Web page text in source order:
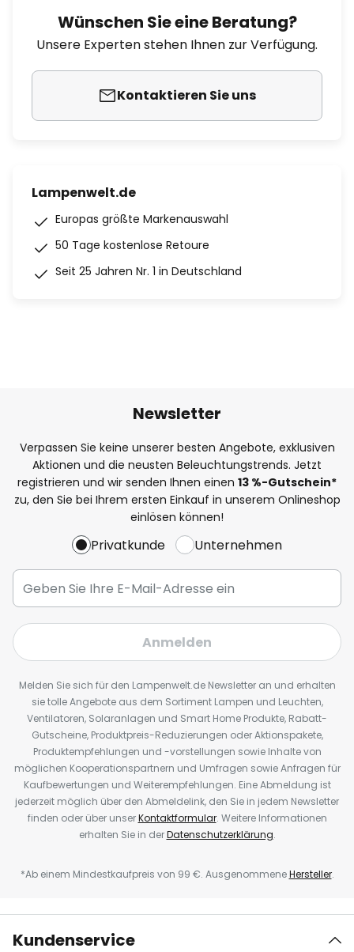
Wünschen Sie eine Beratung?
Unsere Experten stehen Ihnen zur Verfügung.
Kontaktieren Sie uns
Lampenwelt.de
Europas größte Markenauswahl
50 Tage kostenlose Retoure
Seit 25 Jahren Nr. 1 in Deutschland
Newsletter
Verpassen Sie keine unserer besten Angebote, exklusiven
Aktionen und die neusten Beleuchtungstrends. Jetzt
registrieren und wir senden Ihnen einen 13 %-Gutschein*
zu, den Sie bei Ihrem ersten Einkauf in unserem Onlineshop
einlösen können!
Privatkunde Unternehmen
Anmelden
Melden Sie sich für den Lampenwelt.de Newsletter an und erhalten
sie tolle Angebote aus dem Sortiment Lampen und Leuchten,
Ventilatoren, Solaranlagen und Smart Home Produkte, Rabatt-
Gutscheine, Produktpreis-Reduzierungen oder Aktionspakete,
Produktempfehlungen und -vorstellungen sowie Inhalte von
möglichen Kooperationspartnern und Umfragen sowie Anfragen für
Kaufbewertungen und Weiterempfehlungen. Eine Abmeldung ist
jederzeit möglich über den Abmeldelink, den Sie in jedem Newsletter
finden oder über unserKontaktformular. Weitere Informationen
erhalten Sie in derDatenschutzerklärung.
*Ab einem Mindestkaufpreis von 99 €. AusgenommeneHersteller.
Kundenservice